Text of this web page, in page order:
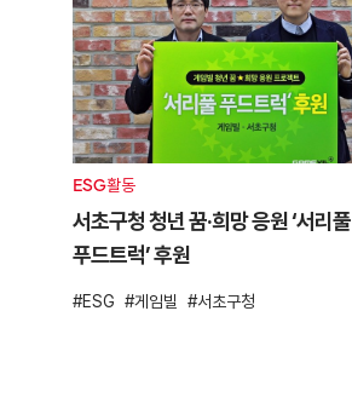
ESG활동
서초구청 청년 꿈·희망 응원 ‘서리풀
푸드트럭’ 후원
ESG 게임빌 서초구청